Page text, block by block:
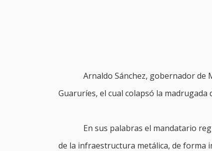
Arnaldo Sánchez, gobernador de
Guaruríes, el cual colapsó la madrugada
En sus palabras el mandatario
de la infraestructura metálica, de forma